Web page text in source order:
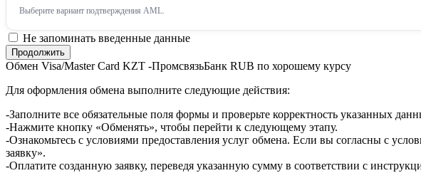
Выберите вариант подтверждения AML.
Не запоминать введенные данные
Обмен Visa/Master Card KZT -ПромсвязьБанк RUB по хорошему курсу
Для оформления обмена выполните следующие действия:
-Заполните все обязательные поля формы и проверьте корректность указанных
-Нажмите кнопку «Обменять», чтобы перейти к следующему этапу.
-Ознакомьтесь с условиями предоставления услуг обмена. Если вы согласны с
заявку».
-Оплатите созданную заявку, переведя указанную сумму в соответствии с